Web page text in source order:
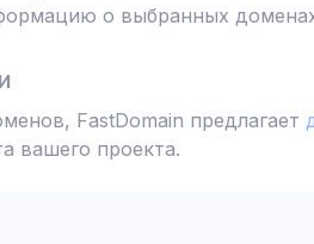
о выбранных
FastDomain предлагает
вашего проекта.